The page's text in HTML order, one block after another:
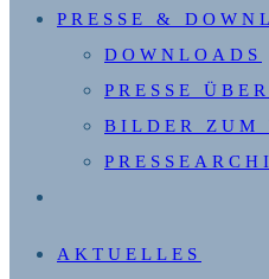
PRESSE &
DOWNLOADS
PRESSE
BILDER ZUM
UMSCHALTEN
AKTUELLES